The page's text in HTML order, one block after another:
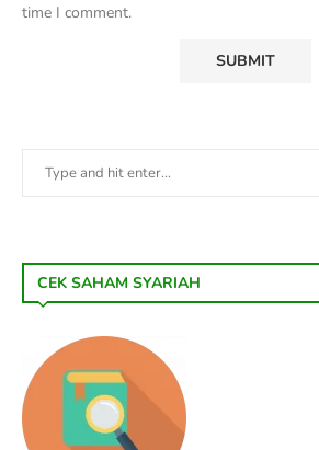
time I comment.
CEK SAHAM SYARIAH